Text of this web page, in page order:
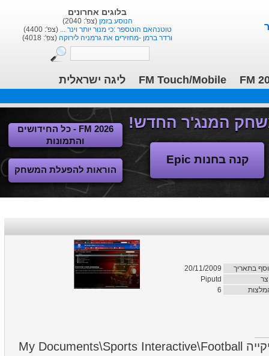
בלוגים אחרונים
הנוסע בזמן(צפ': 2040)
טוטנהאם הוטספר :כי מנור יותר וינר ...(צפ': 4400)
ורדר ברמן -מחזירים את גרמניה לירוקה (צפ': 4018)
FM
FM Touch/Mobile ליגה ישראלית
קנה בחנות Epic
FM 2026 - כל החידושים
והתמונות
הוראות להפעלת המשחק
בתאריך
20/11/2009
Piputd
6
לחלץ את תיקיית הסקין לתיקייה My Documents\Sports Interactive\Football